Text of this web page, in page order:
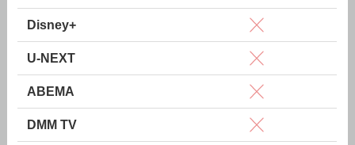
Disney+
U-NEXT
ABEMA
DMM TV